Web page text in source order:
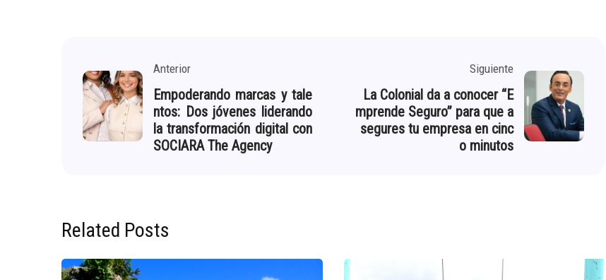
Anterior
Empoderando marcas y tale
ntos: Dos jóvenes liderando
la transformación digital con
SOCIARA The Agency
Siguiente
La Colonial da a conocer “E
mprende Seguro” para que a
segures tu empresa en cinc
o minutos
Related Posts